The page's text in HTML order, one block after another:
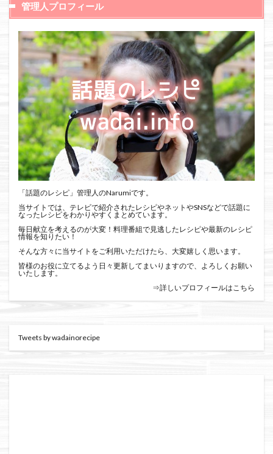
管理人プロフィール
「話題のレシピ」管理人のNarumiです。
当サイトでは、テレビで紹介されたレシピやネットやSNSなどで話題に
なったレシピをわかりやすくまとめています。
毎日献立を考えるのが大変！料理番組で見逃したレシピや最新のレシピ
情報を知りたい！
そんな方々に当サイトをご利用いただけたら、大変嬉しく思います。
皆様のお役に立てるよう日々更新してまいりますので、よろしくお願い
いたします。
⇒詳しいプロフィールはこちら
Tweets by wadainorecipe